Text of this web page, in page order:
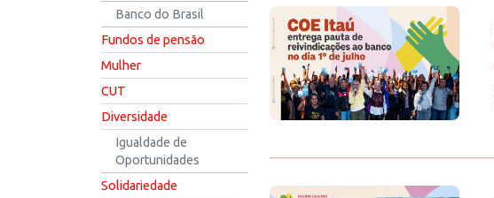
Banco do Brasil
Fundos de pensão
Mulher
CUT
Diversidade
Igualdade de
Oportunidades
Solidariedade